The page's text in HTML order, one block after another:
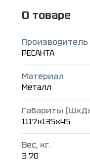
О товаре
Производитель
РЕСАНТА
Материал
Металл
Габариты
1117x135x45
Вес, кг.
3.70